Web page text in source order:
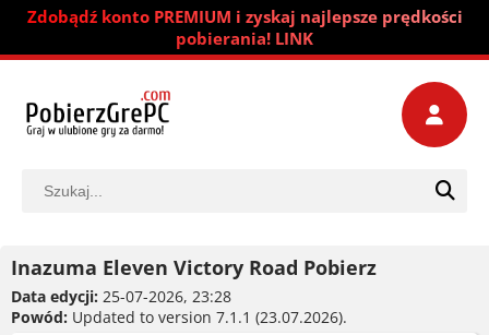
Zdobądź konto PREMIUM i zyskaj najlepsze prędkości
pobierania! LINK
Inazuma Eleven Victory Road Pobierz
Data edycji: 25-07-2026, 23:28
Powód: Updated to version 7.1.1 (23.07.2026).